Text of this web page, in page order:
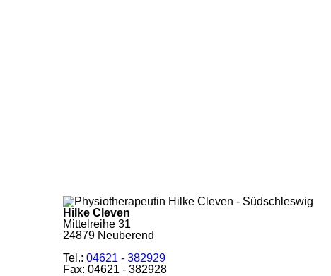
Hilke Cleven
Mittelreihe 31
24879 Neuberend
Tel.: 04621 - 382929
Fax: 04621 - 382928